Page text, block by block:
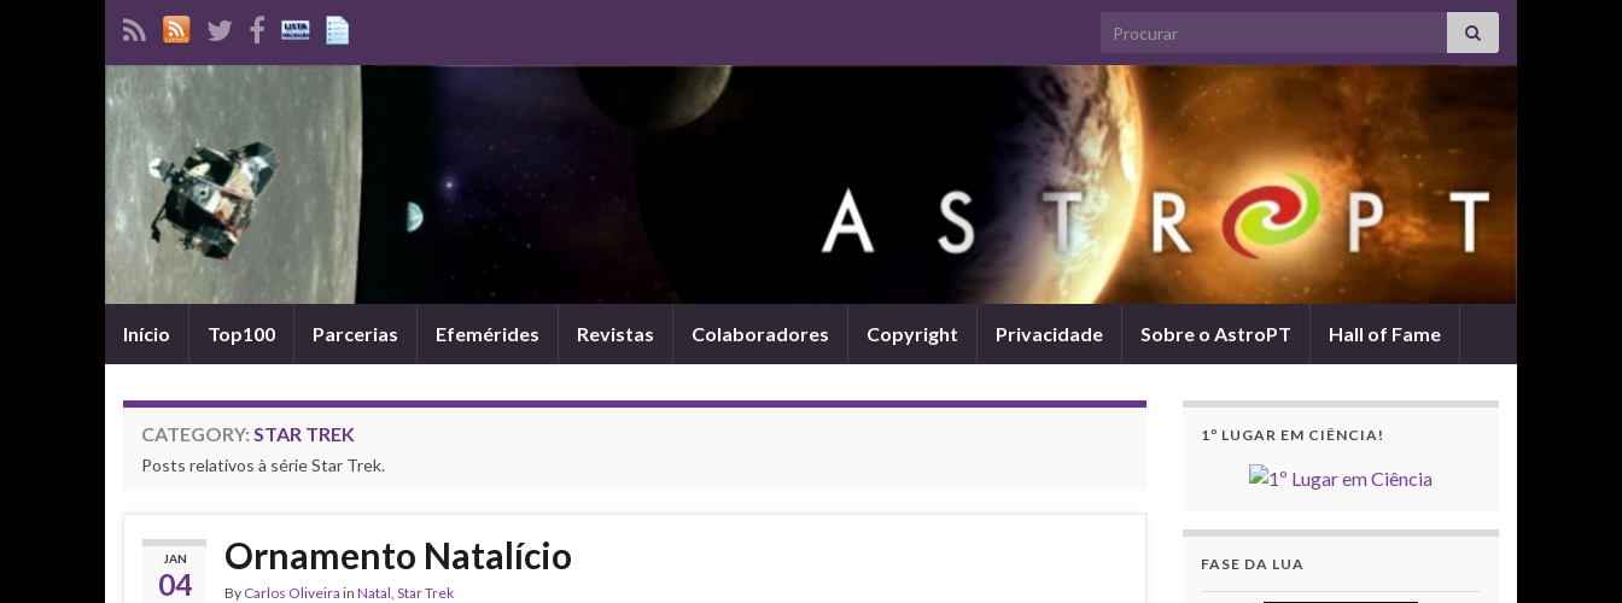
Search for:
Início Top100 Parcerias Efemérides Revistas Colaboradores Copyright Privacidade Sobre o AstroPT Hall of Fame
CATEGORY: STAR TREK
Posts relativos à série Star Trek.
JAN
04
Ornamento Natalício
By Carlos Oliveira in Natal, Star Trek
1º LUGAR EM CIÊNCIA!
FASE DA LUA